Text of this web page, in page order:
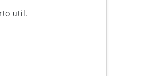
util.